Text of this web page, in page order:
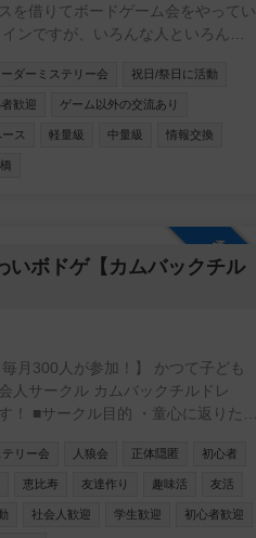
由 室内に自販機あり マルチの勧誘
を借りてボードゲーム会をやってい
ンですが、いろんな人といろんな
ーダーミステリー会 祝日/祭日に活動
歓迎 ゲーム以外の交流あり
ス 軽量級 中量級 情報交換
参加自由
いボドゲ【カムバックチル
が参加！】 かつて子ども
人サークル カムバックチルドレ
たい
係の人と話したい 主な年齢層
リー会 人狼会 正体隠匿 初心者
恵比寿 友達作り 趣味活 友活
社会人歓迎 学生歓迎 初心者歓迎